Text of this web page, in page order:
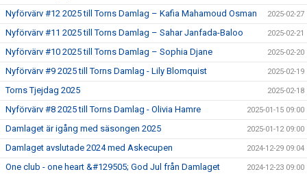
Nyförvärv #12 2025 till Torns Damlag – Kafia Mahamoud Osman 2025-02-27
Nyförvärv #11 2025 till Torns Damlag – Sahar Janfada-Baloo 2025-02-21
Nyförvärv #10 2025 till Torns Damlag – Sophia Djane 2025-02-20
Nyförvärv #9 2025 till Torns Damlag - Lily Blomquist 2025-02-19
Torns Tjejdag 2025 2025-02-18
Nyförvärv #8 2025 till Torns Damlag - Olivia Hamre 2025-01-15 09:00
Damlaget är igång med säsongen 2025 2025-01-12 09:00
Damlaget avslutade 2024 med Askecupen 2024-12-29 09:04
One club - one heart &#129505; God Jul från Damlaget 2024-12-23 09:00